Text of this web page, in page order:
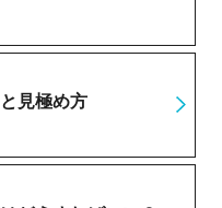
見極め方